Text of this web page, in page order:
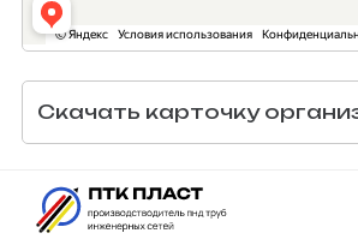
Скачать карточку